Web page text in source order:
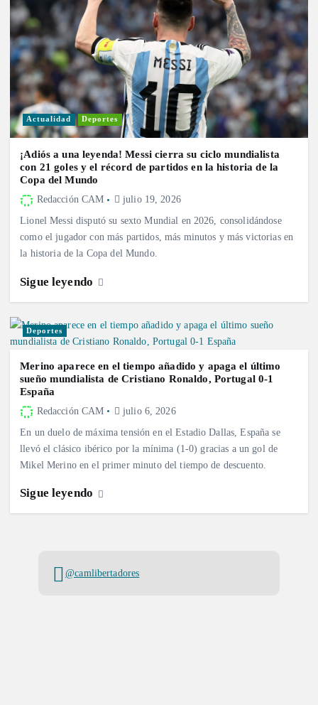
Actualidad Deportes
¡Adiós a una leyenda! Messi cierra su ciclo mundialista
con 21 goles y el récord de partidos en la historia de la
Copa del Mundo
Redacción CAM julio 19, 2026
Lionel Messi disputó su sexto Mundial en 2026, consolidándose
como el jugador con más partidos, más minutos y más victorias en
la historia de la Copa del Mundo.
Sigue leyendo
Deportes
Merino aparece en el tiempo añadido y apaga el último
sueño mundialista de Cristiano Ronaldo, Portugal 0-1
España
Redacción CAM julio 6, 2026
En un duelo de máxima tensión en el Estadio Dallas, España se
llevó el clásico ibérico por la mínima (1-0) gracias a un gol de
Mikel Merino en el primer minuto del tiempo de descuento.
Sigue leyendo
@camlibertadores